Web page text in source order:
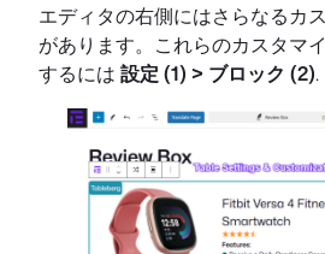
エディタの右側にはさらなるカ
があります。これらのカスタマ
するには 設定 (1) > ブロック (2).